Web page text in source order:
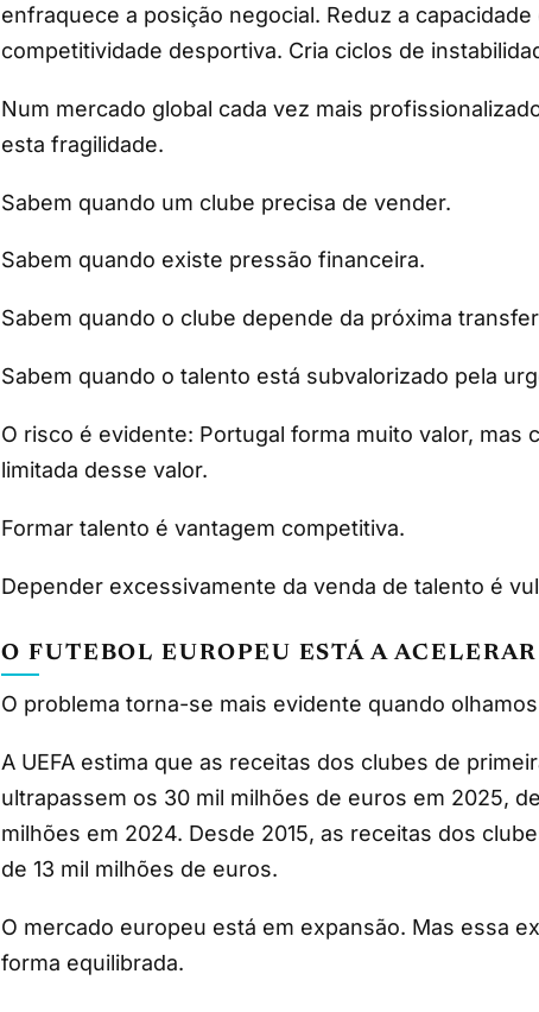
enfraquece a posição negocial. Reduz a
competitividade desportiva. Cria ciclos de
Num mercado global cada vez mais
esta fragilidade.
Sabem quando um clube precisa de vender.
Sabem quando existe pressão financeira.
Sabem quando o clube depende da próxima
Sabem quando o talento está subvalorizado pela
O risco é evidente: Portugal forma muito valor, mas
limitada desse valor.
Formar talento é vantagem competitiva.
Depender excessivamente da venda de talento é
O FUTEBOL EUROPEU ESTÁ A ACELERAR
O problema torna-se mais evidente quando
A UEFA estima que as receitas dos clubes de
ultrapassem os 30 mil milhões de euros em 2025,
milhões em 2024. Desde 2015, as receitas dos
de 13 mil milhões de euros.
O mercado europeu está em expansão. Mas essa
forma equilibrada.